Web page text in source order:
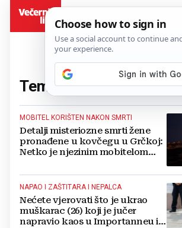
Tema:policija(1141
MOBITEL KORIŠTEN NAKON SMRTI
Detalji misteriozne smrti žene
pronađene u kovčegu u Grčkoj:
Netko je njezinim mobitelom
NAPAO I ZAŠTITARA I NEPALCA
Nećete vjerovati što je ukrao
muškarac (26) koji je jučer
napravio kaos u Importanneu i